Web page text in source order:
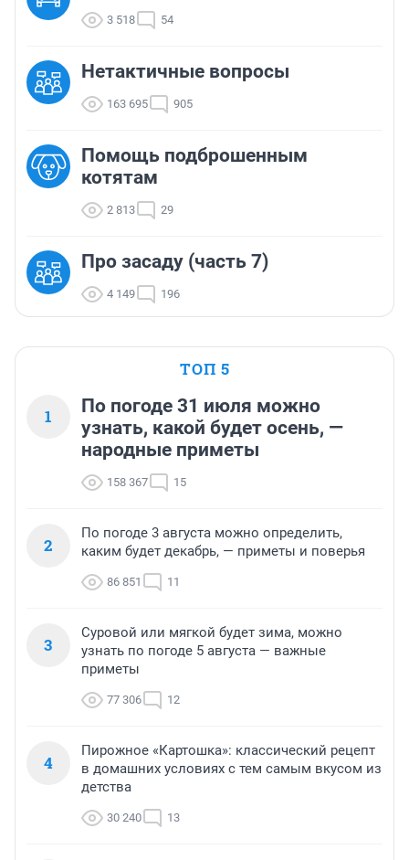
3 518 54
Нетактичные вопросы
163 695 905
Помощь подброшенным
котятам
2 813 29
Про засаду (часть 7)
4 149 196
ТОП 5
1
По погоде 31 июля можно
узнать, какой будет осень, —
народные приметы
158 367 15
2
По погоде 3 августа можно определить,
каким будет декабрь, — приметы и поверья
86 851 11
3
Суровой или мягкой будет зима, можно
узнать по погоде 5 августа — важные
приметы
77 306 12
4
Пирожное «Картошка»: классический рецепт
в домашних условиях с тем самым вкусом из
детства
30 240 13